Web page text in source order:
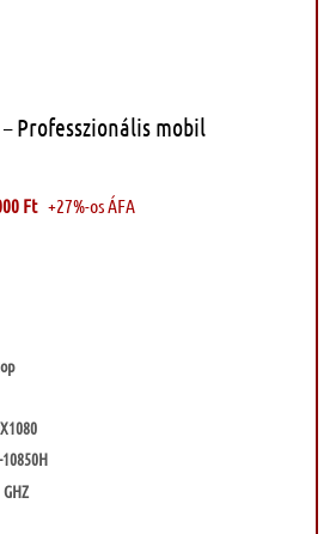
Professzionális mobil
Ft +27%-os ÁFA